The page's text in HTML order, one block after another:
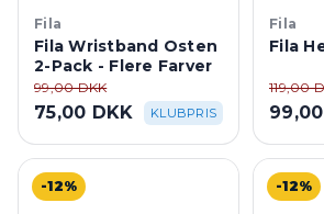
Fila
Fila Wristband Osten
2-Pack - Flere Farver
99,00 DKK
75,00 DKK KLUBPRIS
Fila
Fila
119,00
-12% -12%